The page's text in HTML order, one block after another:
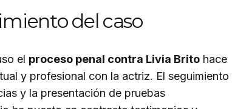
del caso
el proceso penal contra Livia Brito hace
y profesional con la actriz. El seguimiento
y la presentación de pruebas